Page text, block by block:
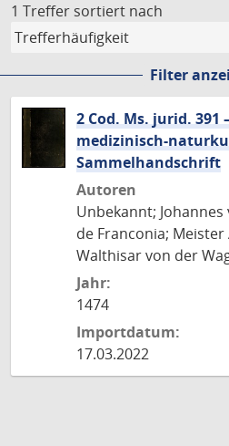
1 Treffer sortiert nach
Filter
2 Cod. Ms. jurid. 391
medizinisch-
Sammelhandschrift
Autoren
Unbekannt;
de Franconia;
Walthisar von der
Jahr:
1474
Importdatum:
17.03.2022